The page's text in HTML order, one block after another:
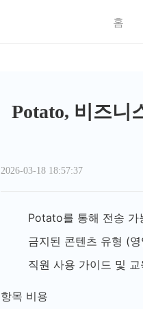
홈
Potato, 비즈니
2026-03-18 18:57:37
Potato를 통해 전송 가
금지된 콘텐츠 유형 (
직원 사용 가이드 및 교
항목 비용